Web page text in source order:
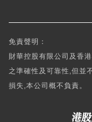
免責聲明：
財華控股有限公司及香
之準確性及可靠性,但並
損失,本公司概不負責。